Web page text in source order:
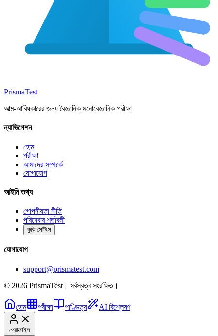
PrismaTest
আত্ম-আবিষ্কারের জন্য বৈজ্ঞানিক মনোবৈজ্ঞানিক পরীক্ষা
ন্যাভিগেশন
হোম
পরীক্ষা
আমাদের সম্পর্কে
যোগাযোগ
আইনি তথ্য
গোপনীয়তা নীতি
পরিষেবার শর্তাবলী
কুকি সেটিংস
যোগাযোগ
support@prismatest.com
© 2026 PrismaTest। সর্বস্বত্ব সংরক্ষিত।
হোম পরীক্ষা পাণ্ডিত্য AI বিশ্লেষণ
প্রোফাইল